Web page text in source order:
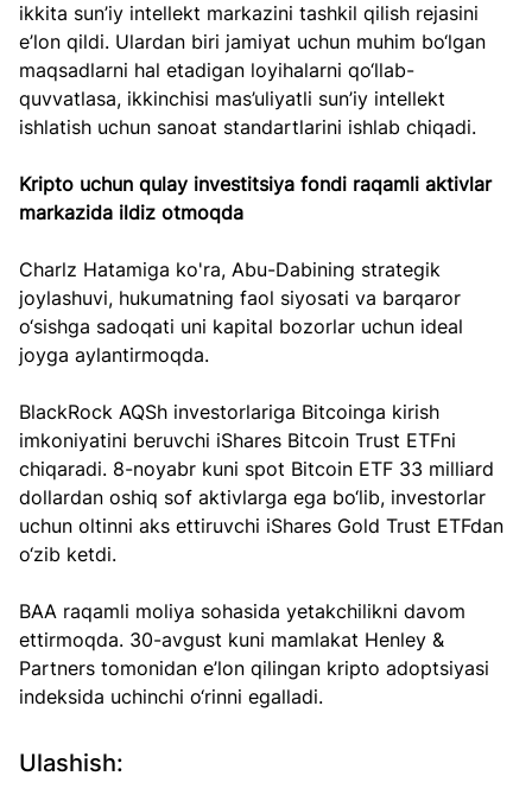
ikkita sun’iy intellekt markazini tashkil qilish rejasini
e’lon qildi. Ulardan biri jamiyat uchun muhim bo‘lgan
maqsadlarni hal etadigan loyihalarni qo‘llab-
quvvatlasa, ikkinchisi mas’uliyatli sun’iy intellekt
ishlatish uchun sanoat standartlarini ishlab chiqadi.
Kripto uchun qulay investitsiya fondi raqamli aktivlar
markazida ildiz otmoqda
Charlz Hatamiga ko'ra, Abu-Dabining strategik
joylashuvi, hukumatning faol siyosati va barqaror
o‘sishga sadoqati uni kapital bozorlar uchun ideal
joyga aylantirmoqda.
BlackRock AQSh investorlariga Bitcoinga kirish
imkoniyatini beruvchi iShares Bitcoin Trust ETFni
chiqaradi. 8-noyabr kuni spot Bitcoin ETF 33 milliard
dollardan oshiq sof aktivlarga ega bo‘lib, investorlar
uchun oltinni aks ettiruvchi iShares Gold Trust ETFdan
o‘zib ketdi.
BAA raqamli moliya sohasida yetakchilikni davom
ettirmoqda. 30-avgust kuni mamlakat Henley &
Partners tomonidan e’lon qilingan kripto adoptsiyasi
indeksida uchinchi o‘rinni egalladi.
Ulashish: